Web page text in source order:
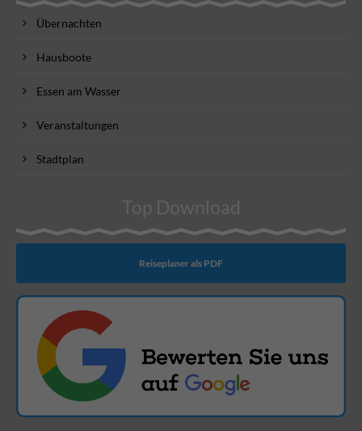
Übernachten
Hausboote
Essen am Wasser
Veranstaltungen
Stadtplan
Top Download
Reiseplaner als PDF